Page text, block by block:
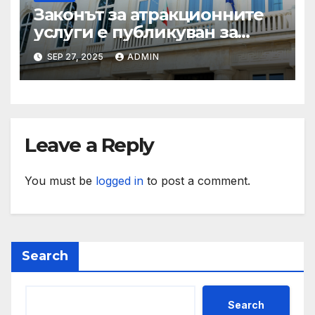
Законът за атракционните
услуги е публикуван за
обществено обсъждане
SEP 27, 2025 ADMIN
Leave a Reply
You must be logged in to post a comment.
Search
Search